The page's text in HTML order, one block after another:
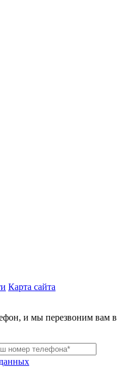
Карта сайта
и мы перезвоним вам в